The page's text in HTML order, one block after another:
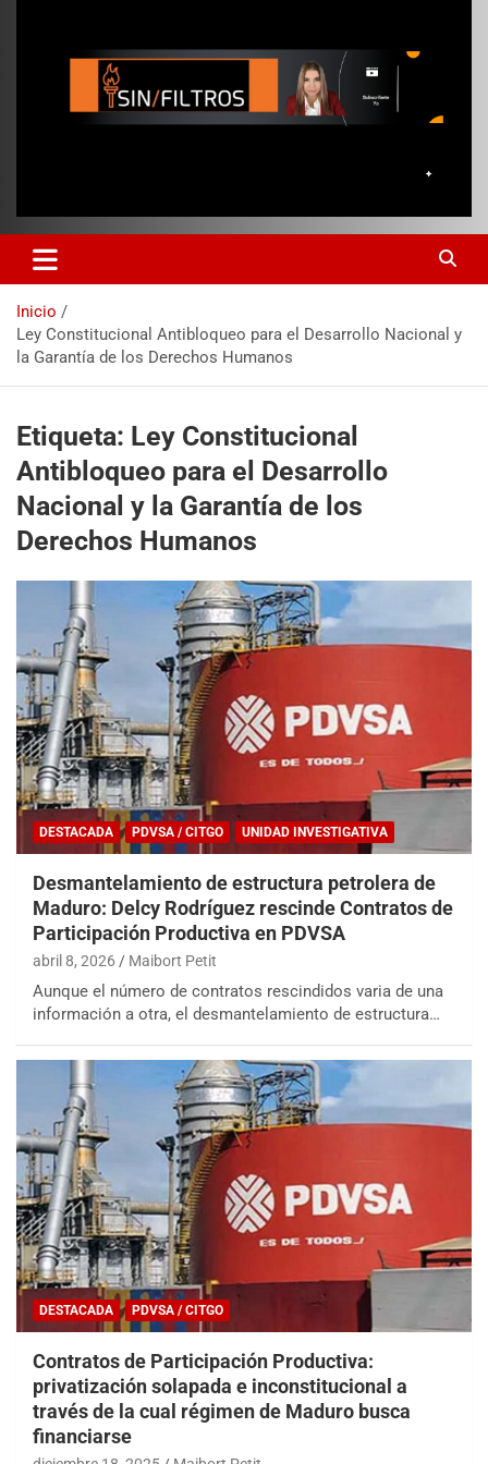
Inicio
Ley Constitucional Antibloqueo para el Desarrollo Nacional y
la Garantía de los Derechos Humanos
Etiqueta: Ley Constitucional
Antibloqueo para el Desarrollo
Nacional y la Garantía de los
Derechos Humanos
DESTACADA PDVSA / CITGO UNIDAD INVESTIGATIVA
Desmantelamiento de estructura petrolera de
Maduro: Delcy Rodríguez rescinde Contratos de
Participación Productiva en PDVSA
abril 8, 2026 Maibort Petit
Aunque el número de contratos rescindidos varia de una
información a otra, el desmantelamiento de estructura…
DESTACADA PDVSA / CITGO
Contratos de Participación Productiva:
privatización solapada e inconstitucional a
través de la cual régimen de Maduro busca
financiarse